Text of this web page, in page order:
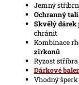
Jemný
Ochranný
Skvělý dárek
chránit
Kombinace
zirkonů
Ryzost stříbra
Dárkové
Vhodný